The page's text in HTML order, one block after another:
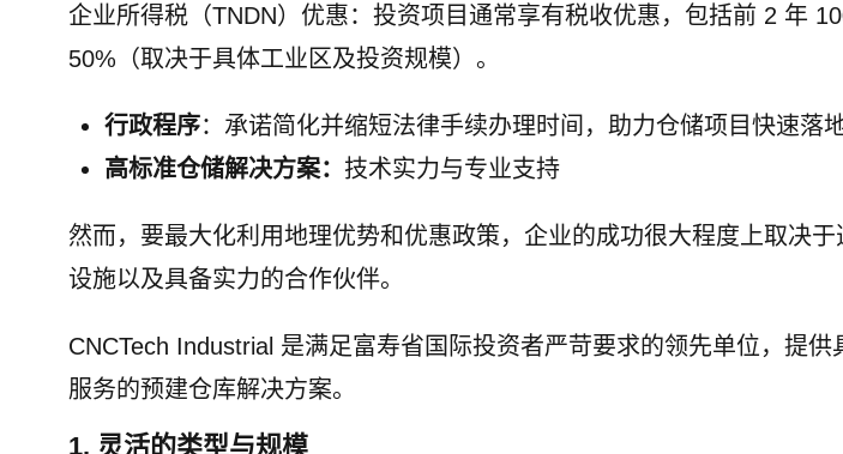
企业所得税（TNDN）优惠：投资项目通常享有税收优惠，包括前 2 年
50%（取决于具体工业区及投资规模）。
行政程序：承诺简化并缩短法律手续办理时间，助力仓储项目快速落地
高标准仓储解决方案： 技术实力与专业支持
然而，要最大化利用地理优势和优惠政策，企业的成功很大程度上取决
设施以及具备实力的合作伙伴。
CNCTech Industrial 是满足富寿省国际投资者严苛要求的领先单位，提
服务的预建仓库解决方案。
1. 灵活的类型与规模